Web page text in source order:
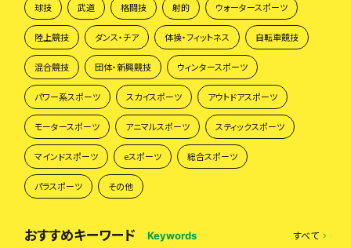
球技 武道 格闘技 射的 ウォータースポーツ
陸上競技 ダンス・チア 体操・フィットネス 自転車競技
混合競技 団体・新興競技 ウィンタースポーツ
パワー系スポーツ スカイスポーツ アウトドアスポーツ
モータースポーツ アニマルスポーツ スティックスポーツ
マインドスポーツ eスポーツ 総合スポーツ
パラスポーツ その他
おすすめキーワード Keywords すべて